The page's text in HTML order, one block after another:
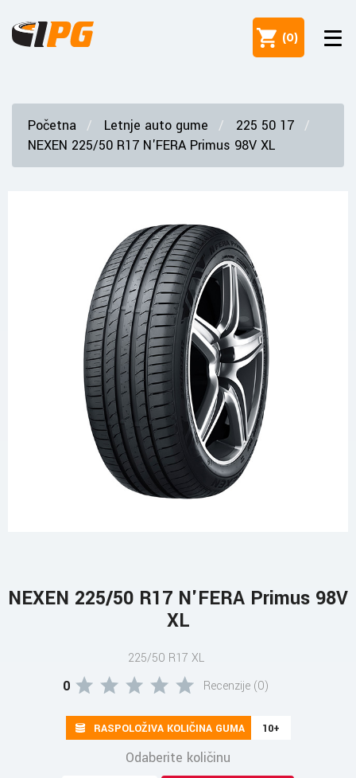
(0)
Početna Letnje auto gume
225 50 17
NEXEN 225/50 R17 N'FERA Primus 98V XL
NEXEN 225/50 R17 N'FERA Primus 98V
XL
225/50 R17 XL
0 Recenzije (0)
RASPOLOŽIVA KOLIČINA GUMA 10+
Odaberite količinu